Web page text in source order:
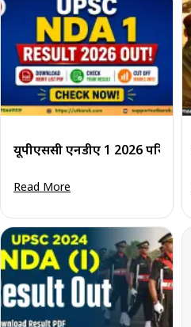
यूपीएससी एनडीए 1 2026
Read More